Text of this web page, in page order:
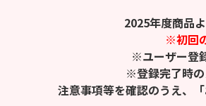
2025年度商品
※初回
※ユーザー登
※登録完了時
注意事項等を確認のうえ、